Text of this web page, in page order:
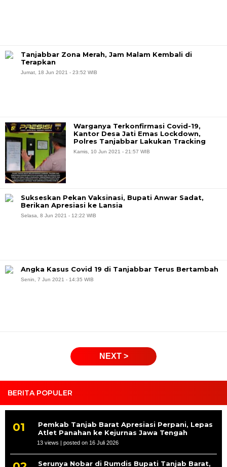
BERITA POPULER
Pemkab Tanjab Barat Apresiasi Perpani, Lepas
Atlet Panahan ke Kejurnas Jawa Tengah
13 views | posted on 16 Juli 2026
Serunya Nobar di Rumdis Bupati Tanjab Barat,
Tanjabbar Zona Merah, Jam Malam Kembali di
Terapkan
Jumat, 18 Jun 2021 - 23:52 WIB
Warganya Terkonfirmasi Covid-19,
Kantor Desa Jati Emas Lockdown,
Polres Tanjabbar Lakukan Tracking
Kamis, 10 Jun 2021 - 21:57 WIB
Sukseskan Pekan Vaksinasi, Bupati Anwar Sadat,
Berikan Apresiasi ke Lansia
Selasa, 8 Jun 2021 - 12:22 WIB
Angka Kasus Covid 19 di Tanjabbar Terus Bertambah
Senin, 7 Jun 2021 - 14:35 WIB
NEXT >